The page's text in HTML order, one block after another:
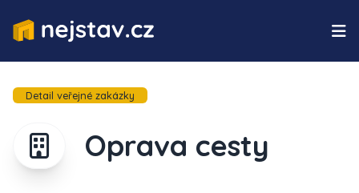
Detail veřejné zakázky
Oprava cesty